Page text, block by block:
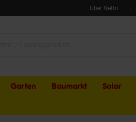
Über Netto
Garten Baumarkt Solar